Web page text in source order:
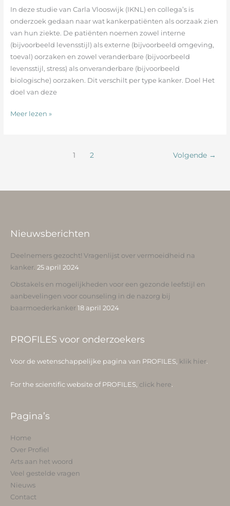
In deze studie van Carla Vlooswijk (IKNL) en collega’s is
onderzoek gedaan naar wat kankerpatiënten als oorzaak zien
van hun ziekte. De patiënten noemen zowel interne
(bijvoorbeeld levensstijl) als externe (bijvoorbeeld omgeving,
toeval) oorzaken en zowel veranderbare (bijvoorbeeld
levensstijl, stress) als onveranderbare (bijvoorbeeld
biologische) oorzaken. Dit verschilt per type kanker. Doel Het
doel van deze
overlevenden
van
kanker
Meer lezen »
1 2 Volgende →
Nieuwsberichten
Deelnemers gezocht! Vragenlijst over vermoeidheid na
kanker. 25 april 2024
Obstakels en mogelijkheden voor een gezonde leefstijl en
aanbevelingen voor counseling in de nazorg bij
baarmoederkanker 18 april 2024
PROFILES voor onderzoekers
Voor de wetenschappelijke pagina van PROFILES, klik hier
For the scientific website of PROFILES, click here.
Pagina’s
Home
Over Profiel
Arts aan het woord
Veel gestelde vragen
Nieuws
Contact